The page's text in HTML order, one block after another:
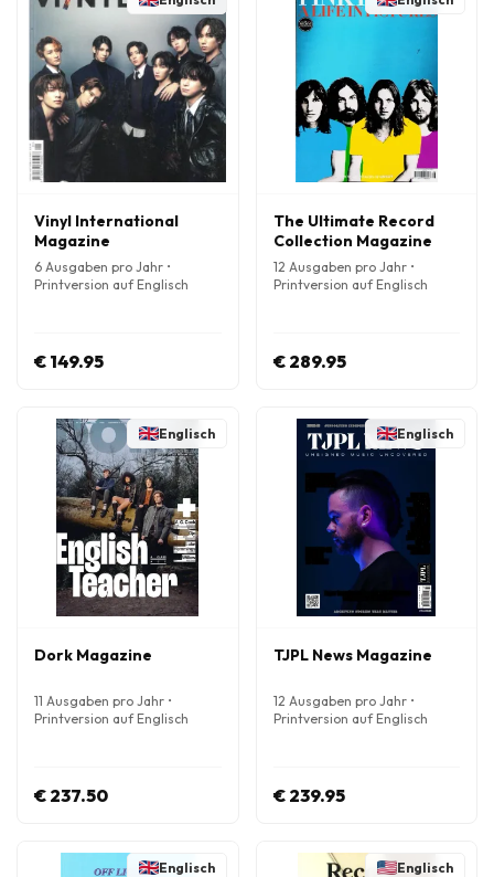
Vinyl International
Magazine
6 Ausgaben pro Jahr •
Printversion auf Englisch
€ 149.95
The Ultimate Record
Collection Magazine
12 Ausgaben pro Jahr •
Printversion auf Englisch
€ 289.95
Englisch
Dork Magazine
11 Ausgaben pro Jahr •
Printversion auf Englisch
€ 237.50
Englisch
TJPL News Magazine
12 Ausgaben pro Jahr •
Printversion auf Englisch
€ 239.95
Englisch Englisch